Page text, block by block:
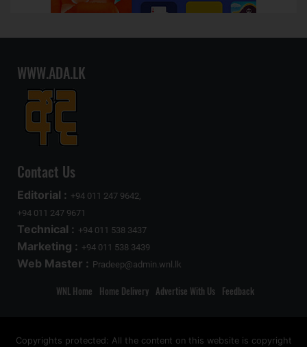
WWW.ADA.LK
Contact Us
Editorial : +94 011 247 9642,
+94 011 247 9671
Technical : +94 011 538 3437
Marketing : +94 011 538 3439
Web Master : Pradeep@admin.wnl.lk
WNL Home Home Delivery Advertise With Us Feedback
Copyrights protected: All the content on this website is copyright